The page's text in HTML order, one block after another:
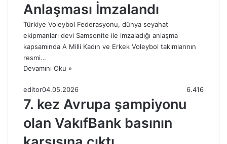
Anlaşması İmzalandı
Türkiye Voleybol Federasyonu, dünya seyahat
ekipmanları devi Samsonite ile imzaladığı anlaşma
kapsamında A Milli Kadın ve Erkek Voleybol takımlarının
resmi…
Devamını Oku »
editor04.05.2026 6.416
7. kez Avrupa şampiyonu
olan VakıfBank basının